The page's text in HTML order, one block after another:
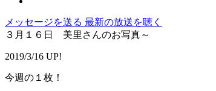
メッセージを送る 最新の放送を聴く
３月１６日 美里さんのお写真～
2019/3/16 UP!
今週の１枚！